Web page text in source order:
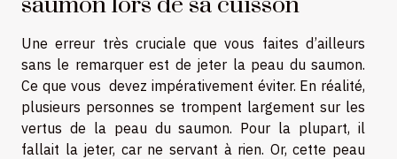
Une erreur très cruciale que vous faites d’ailleurs
sans le remarquer est de jeter la peau du saumon.
Ce que vous devez impérativement éviter. En réalité,
plusieurs personnes se trompent largement sur les
vertus de la peau du saumon. Pour la plupart, il
fallait la jeter, car ne servant à rien. Or, cette peau